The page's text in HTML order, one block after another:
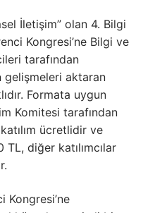
İletişim” olan 4. Bilgi
Kongresi’ne Bilgi ve
tarafından
gelişmeleri aktaran
Formata uygun
Komitesi tarafından
ücretlidir ve
diğer katılımcılar
Kongresi’ne